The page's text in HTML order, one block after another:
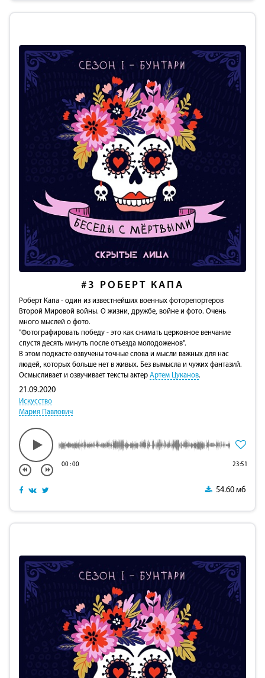
#3 РОБЕРТ КАПА
Роберт Капа - один из известнейших военных фоторепортеров
Второй Мировой войны. О жизни, дружбе, войне и фото. Очень
много мыслей о фото.
"Фотографировать победу - это как снимать церковное венчание
спустя десять минуть после отъезда молодоженов".
В этом подкасте озвучены точные слова и мысли важных для нас
людей, которых больше нет в живых. Без вымысла и чужих фантазий.
Осмысливает и озвучивает тексты актер Артем Цуканов.
21.09.2020
Искусство
Мария Павлович
00:00 23:51
54.60 мб